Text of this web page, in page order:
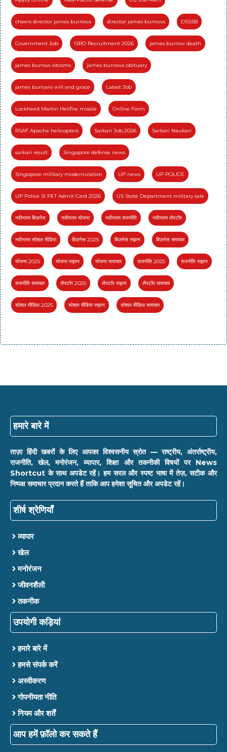
cheers director james burrows director james burrows DSSSB
Government Job ISRO Recruitment 2026 james burrow death
james burrow sitcoms james burrows obituary
james burrows will and grace Latest Job
Lockheed Martin Hellfire missile Online Form
RSAF Apache helicopters Sarkari Job 2026 Sarkari Naukari
sarkari result Singapore defense news
Singapore military modernization UP news UP POLICE
UP Police SI PET Admit Card 2026 US State Department military sale
नवीनतम बिज़नेस नवीनतम योजना नवीनतम राजनीति नवीनतम लैपटॉप
नवीनतम सोशल मीडिया बिज़नेस 2025 बिज़नेस रुझान बिज़नेस समाचार
योजना 2025 योजना रुझान योजना समाचार राजनीति 2025 राजनीति रुझान
राजनीति समाचार लैपटॉप 2025 लैपटॉप रुझान लैपटॉप समाचार
सोशल मीडिया 2025 सोशल मीडिया रुझान सोशल मीडिया समाचार
हमारे बारे में
ताज़ा हिंदी खबरों के लिए आपका विश्वसनीय स्रोत — राष्ट्रीय, अंतर्राष्ट्रीय,
राजनीति, खेल, मनोरंजन, व्यापार, शिक्षा और तकनीकी विषयों पर News
Shortcut के साथ अपडेट रहें। हम सरल और स्पष्ट भाषा में तेज़, सटीक और
निष्पक्ष समाचार प्रदान करते हैं ताकि आप हमेशा सूचित और अपडेट रहें।
शीर्ष श्रेणियाँ
व्यापार
खेल
मनोरंजन
जीवनशैली
तकनीक
उपयोगी कड़ियां
हमारे बारे में
हमसे संपर्क करें
अस्वीकरण
गोपनीयता नीति
नियम और शर्तें
आप हमें फ़ॉलो कर सकते हैं